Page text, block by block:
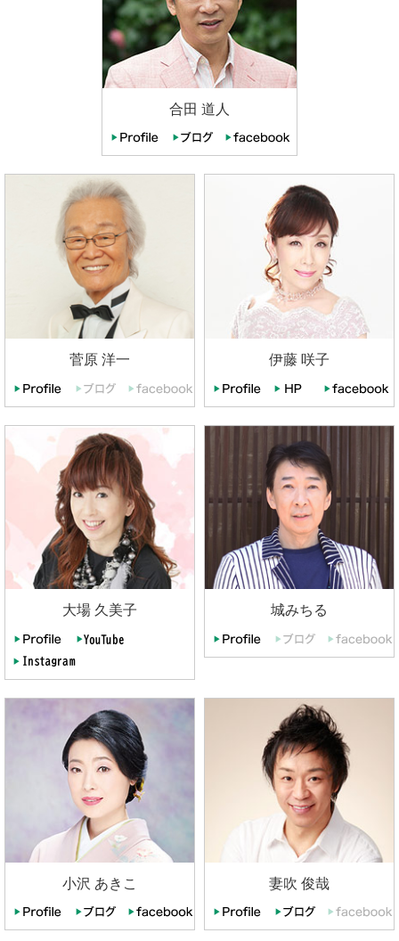
合田 道人
菅原 洋一 伊藤 咲子
大場 久美子 城みちる
小沢 あきこ 妻吹 俊哉